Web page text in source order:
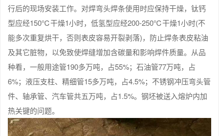
行后的现场安装工作。对焊弯头焊条使用时应保持干燥，钛钙
型应经150℃干燥1小时，低氢型应经200-250℃干燥1小时(不
能多次重复烘干，否则表皮容易开裂剥落)，防止焊条表皮粘油
及其它脏物，以免致使焊缝增加含碳量和影响焊件质量。从品
种看，一般用途管190多万吨，占55%；石油管77万吨，占
6%；液压支柱、精细管15多万吨，占4.5%；不锈钢冲压弯头管
件、轴承管、汽车管共五万吨，占1.5%。钢坯被送入熔炉内加
热关键的问题。